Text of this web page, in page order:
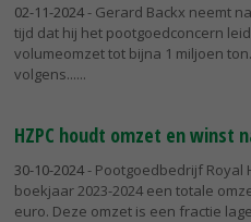
02-11-2024- Gerard Backx neemt
tijd dat hij het pootgoedconcern
volumeomzet tot bijna 1 miljoen
volgens...
HZPC houdt omzet en winst
30-10-2024- Pootgoedbedrijf Royal
boekjaar 2023-2024 een totale
euro. Deze omzet is een fractie